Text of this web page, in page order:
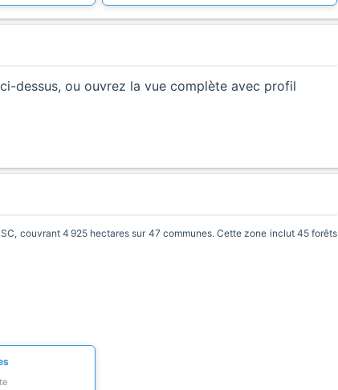
dessus, ou ouvrez la vue complète avec profil
couvrant 4 925 hectares sur 47 communes. Cette zone inclut 45 forêts